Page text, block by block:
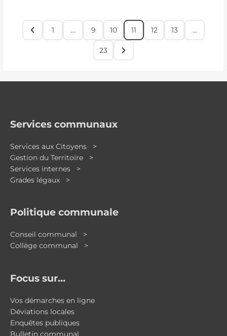
1 … 9 10 11 12 13 …
23
Services communaux
Services aux Citoyens >
Gestion du Territoire >
Services internes >
Grades légaux >
Politique communale
Conseil communal >
Collège communal >
Focus sur…
Vos démarches en ligne
Déviations locales
Enquêtes publiques
Bulletin communal